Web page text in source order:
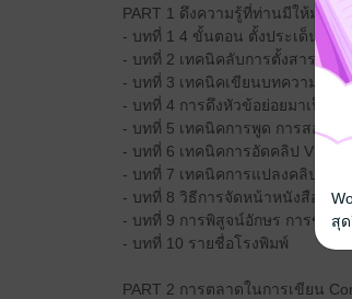
PART 1 ดึงความรู้ที่ท่านมีให้มาเป็
- บทที่ 1 4 ขั้นตอน ตั้งประเด็นชื่อเรื่
- บทที่ 2 เทคนิคลับการตั้งสารบัญ 4
- บทที่ 3 เทคนิคเขียนบทความ ที่มื
- บทที่ 4 การดึงหัวข้อย่อยมาเป็น
- บทที่ 5 เทคนิคการพูด การสอน โ
- บทที่ 6 เทคนิคการอัดคลิป VDO
- บทที่ 7 เทคนิคการแปลงคลิป VDO
- บทที่ 8 วิธีการจัดหน้าหนังสือ ออ
- บทที่ 9 การพิสูจน์อักษร การขอ
- บทที่ 10 รายชื่อโรงพิมพ์
PART 2 การตลาดในการเขียน
สุ